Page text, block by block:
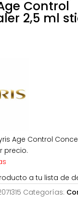
Control
2,5 ml
Age Control
precio.
a tu lista de
Categorías: